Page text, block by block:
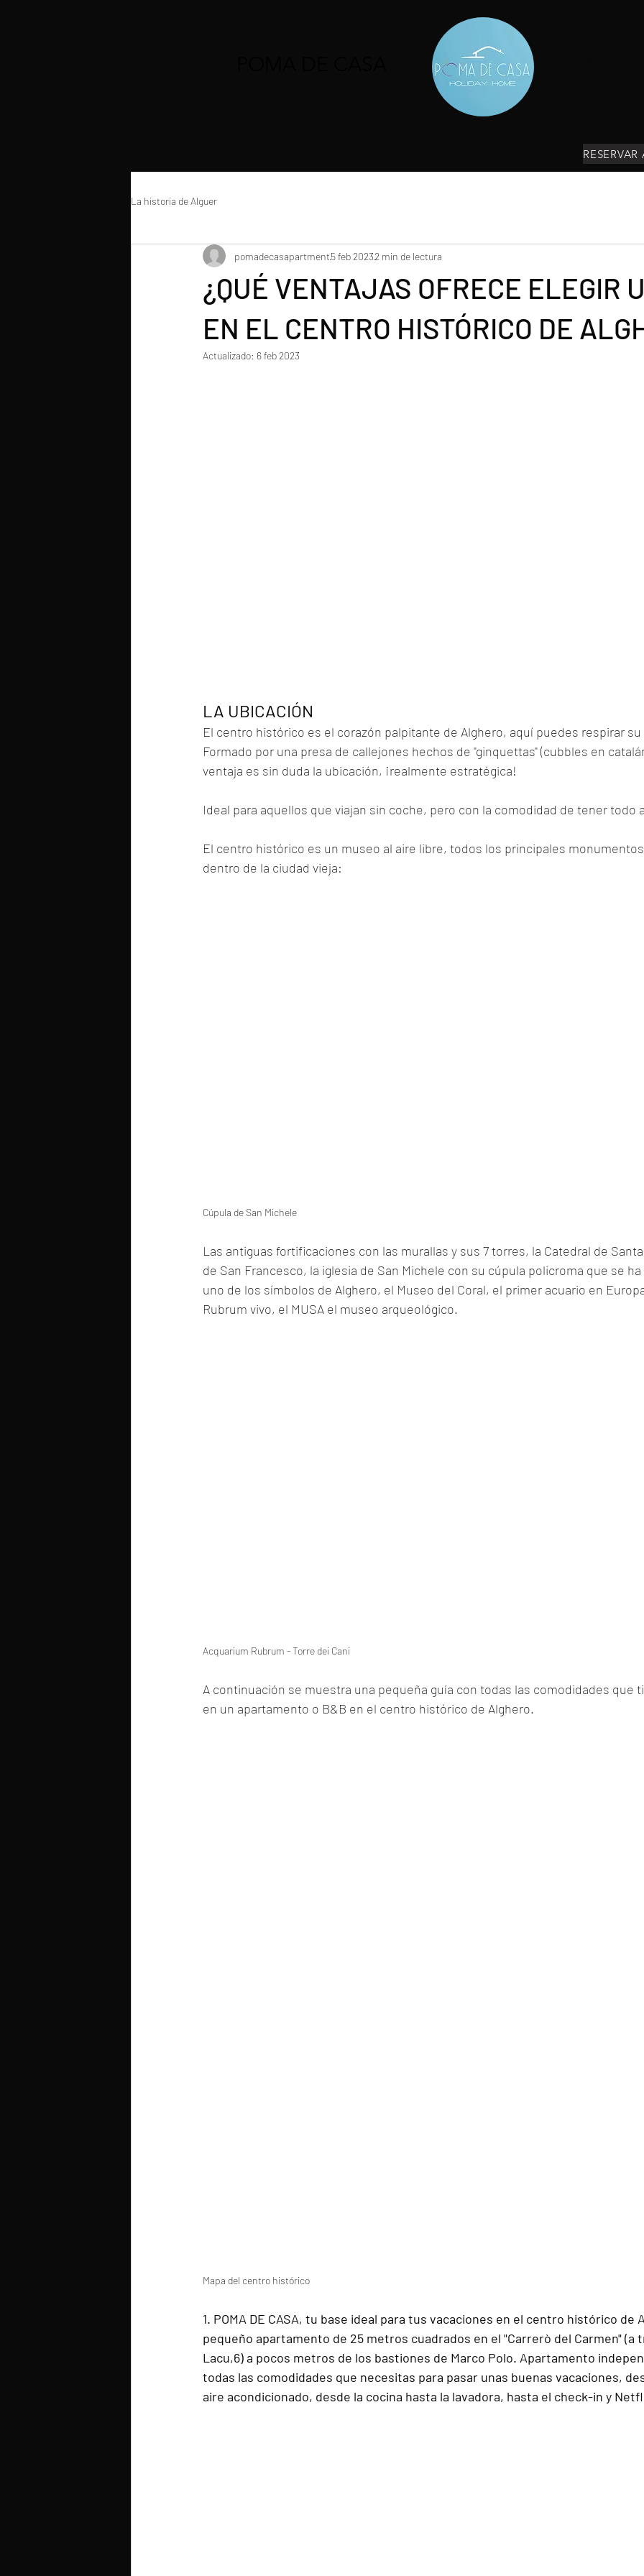
La historia de Alguer
¿QUÉ VENTAJAS OFRECE ELEGIR
EN EL CENTRO HISTÓRICO DE
pomadecasapartment5 feb 20232 min de lectura
Actualizado: 6 feb 2023
LA UBICACIÓN
El centro histórico es el corazón palpitante de Alghero, aquí puedes respirar su
Formado por una presa de callejones hechos de "ginquettas" (cubbles en
ventaja es sin duda la ubicación, ¡realmente estratégica!
Ideal para aquellos que viajan sin coche, pero con la comodidad de tener todo
El centro histórico es un museo al aire libre, todos los principales
dentro de la ciudad vieja:
Cúpula de San Michele
Las antiguas fortificaciones con las murallas y sus 7 torres, la Catedral de
de San Francesco, la iglesia de San Michele con su cúpula policroma que se
uno de los símbolos de Alghero, el Museo del Coral, el primer acuario en
Rubrum vivo, el MUSA el museo arqueológico.
Acquarium Rubrum - Torre dei Cani
A continuación se muestra una pequeña guía con todas las comodidades que
en un apartamento o B&B en el centro histórico de Alghero.
Mapa del centro histórico
1. POMA DE CASA, tu base ideal para tus vacaciones en el centro histórico de
pequeño apartamento de 25 metros cuadrados en el "Carrerò del Carmen" (a
Lacu,6) a pocos metros de los bastiones de Marco Polo. Apartamento
todas las comodidades que necesitas para pasar unas buenas vacaciones,
aire acondicionado, desde la cocina hasta la lavadora, hasta el check-in y